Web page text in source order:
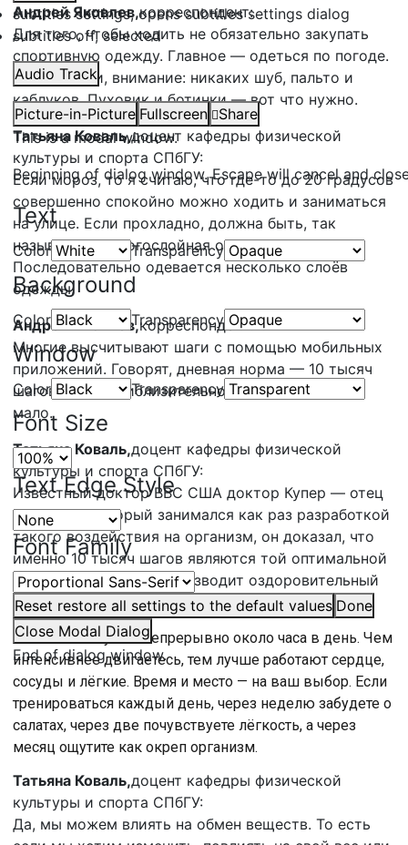
subtitles settings, opens subtitles settings dialog
subtitles off, selected
Audio Track
Picture-in-Picture Fullscreen
Share
This is a modal window.
Beginning of dialog window. Escape will cancel and
Text
Color Transparency
Background
Color Transparency
Window
Color Transparency
Font Size
Text Edge Style
Font Family
Reset restore all settings to the default values Done
Close Modal Dialog
End of dialog window.
Андрей Яковлев,корреспондент:
Для того, чтобы ходить не обязательно закупать
спортивную одежду. Главное — одеться по погоде.
Но, девушки, внимание: никаких шуб, пальто и
каблуков. Пуховик и ботинки — вот что нужно.
Татьяна Коваль,доцент кафедры физической
культуры и спорта СПбГУ:
Если мороз, то я считаю, что где-то до 20 градусов
совершенно спокойно можно ходить и заниматься
на улице. Если прохладно, должна быть, так
называемая, многослойная одежда.
Последовательно одевается несколько слоёв
одежды.
Андрей Яковлев,корреспондент:
Многие высчитывают шаги с помощью мобильных
приложений. Говорят, дневная норма — 10 тысяч
шагов. А это приблизительно 9 километров. Не
мало.
Татьяна Коваль,доцент кафедры физической
культуры и спорта СПбГУ:
Известный доктор ВВС США доктор Купер — отец
аэробики, который занимался как раз разработкой
такого воздействия на организм, он доказал, что
именно 10 тысяч шагов являются той оптимальной
нагрузкой, которая производит оздоровительный
эффект на организм. Да это реально так.
Заниматься нужно непрерывно около часа в день. Чем
интенсивнее двигаетесь, тем лучше работают сердце,
сосуды и лёгкие. Время и место — на ваш выбор. Если
тренироваться каждый день, через неделю забудете о
салатах, через две почувствуете лёгкость, а через
месяц ощутите как окреп организм.
Татьяна Коваль,доцент кафедры физической
культуры и спорта СПбГУ:
Да, мы можем влиять на обмен веществ. То есть